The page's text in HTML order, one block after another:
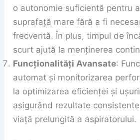
o autonomie suficientă pentru
suprafață mare fără a fi
frecventă. În plus, timpul de
scurt ajută la menținerea
Funcționalități Avansate:
automat și monitorizarea
la optimizarea eficienței și
asigurând rezultate
viață prelungită a aspiratorului.